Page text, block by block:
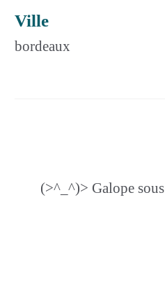
Ville
bordeaux
(>^_^)> Galope sous